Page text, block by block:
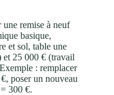
remise à neuf
basique,
et sol, table une
et 25 000 € (travail
: remplacer
poser un nouveau
300 €.